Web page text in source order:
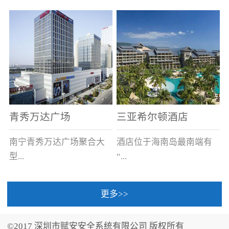
青秀万达广场
南宁青秀万达广场聚合大
型...
三亚希尔顿酒店
酒店位于海南岛最南端有
“...
中国的海岛天堂”之美称的
更多>>
©2017 深圳市赋安安全系统有限公司 版权所有